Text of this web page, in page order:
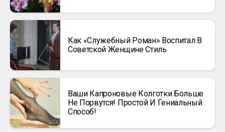
Как «Служебный Роман» Воспитал В
Советской Женщине Стиль
Ваши Капроновые Колготки Больше
Не Порвутся! Простой И Гениальный
Способ!